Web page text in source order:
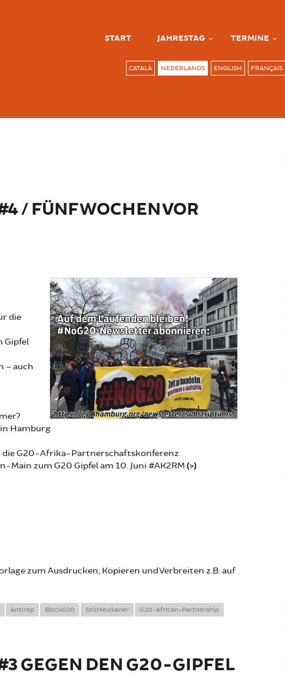
START JAHRESTAG TERMINE
CATALÀ NEDERLANDS ENGLISH FRANÇAIS
/ FÜNF WOCHEN VOR
die
Gipfel
– auch
in Hamburg
die G20-Afrika-Partnerschaftskonferenz
Main zum G20 Gipfel am 10. Juni #AK2RM (>)
zum Ausdrucken, Kopieren und Verbreiten z.B. auf
Antirep BlockG20 SoliMexikaner G20-African-Partnership
GEGEN DEN G20-GIPFEL